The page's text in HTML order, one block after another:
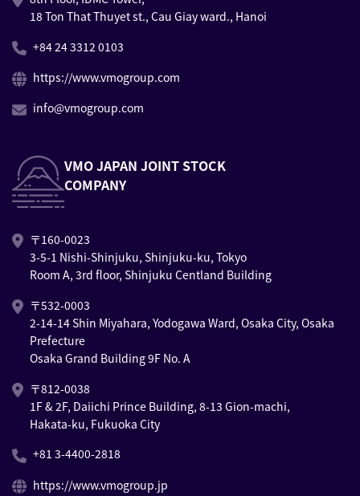
18 Ton That Thuyet st., Cau Giay ward., Hanoi
+84 24 3312 0103
https://www.vmogroup.com
info@vmogroup.com
VMO JAPAN JOINT STOCK
COMPANY
〒160-0023
3-5-1 Nishi-Shinjuku, Shinjuku-ku, Tokyo
Room A, 3rd floor, Shinjuku Centland Building
〒532-0003
2-14-14 Shin Miyahara, Yodogawa Ward, Osaka City, Osaka
Prefecture
Osaka Grand Building 9F No. A
〒812-0038
1F & 2F, Daiichi Prince Building, 8-13 Gion-machi,
Hakata-ku, Fukuoka City
+81 3-4400-2818
https://www.vmogroup.jp